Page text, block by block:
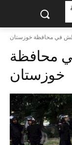
في محافظة خوزستان
محافظة
خوزستان